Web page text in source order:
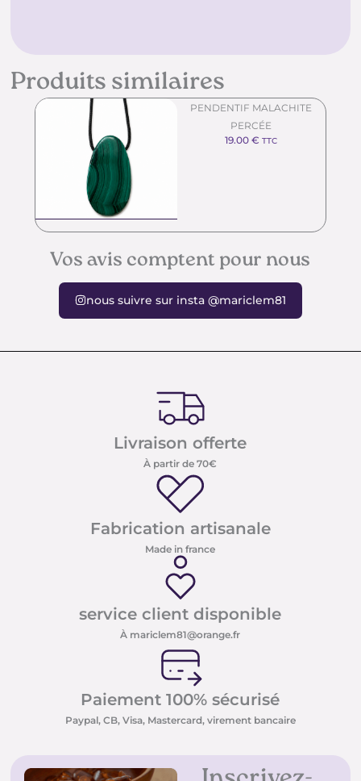
Produits similaires
PENDENTIF MALACHITE
PERCÉE
19.00€ TTC
Vos avis comptent pour nous
nous suivre sur insta @mariclem81
Livraison offerte
À partir de 70€
Fabrication artisanale
Made in france
service client disponible
À mariclem81@orange.fr
Paiement 100% sécurisé
Paypal, CB, Visa, Mastercard, virement bancaire